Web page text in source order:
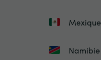
Mexique
Namibie